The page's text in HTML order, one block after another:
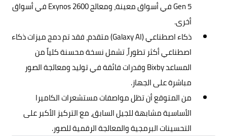
Gen 5 في أسواق معينة، ومعالج Exynos 2600 في أسواق
أخرى.
ذكاء اصطناعي (Galaxy AI) متقدم، فقد تم دمج ميزات ذكاء
اصطناعي أكثر تطوراً، تشمل نسخة محسنة كلياً من
المساعد Bixby وقدرات فائقة في توليد ومعالجة الصور
مباشرة على الجهاز.
من المتوقع أن تظل مواصفات مستشعرات الكاميرا
الأساسية مشابهة للجيل السابق، مع التركيز الأكبر على
التحسينات البرمجية والمعالجة الرقمية للصور.